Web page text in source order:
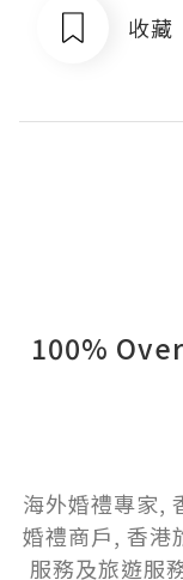
收藏
100%
海外婚禮專家,
婚禮商戶, 香港
服務及旅遊服